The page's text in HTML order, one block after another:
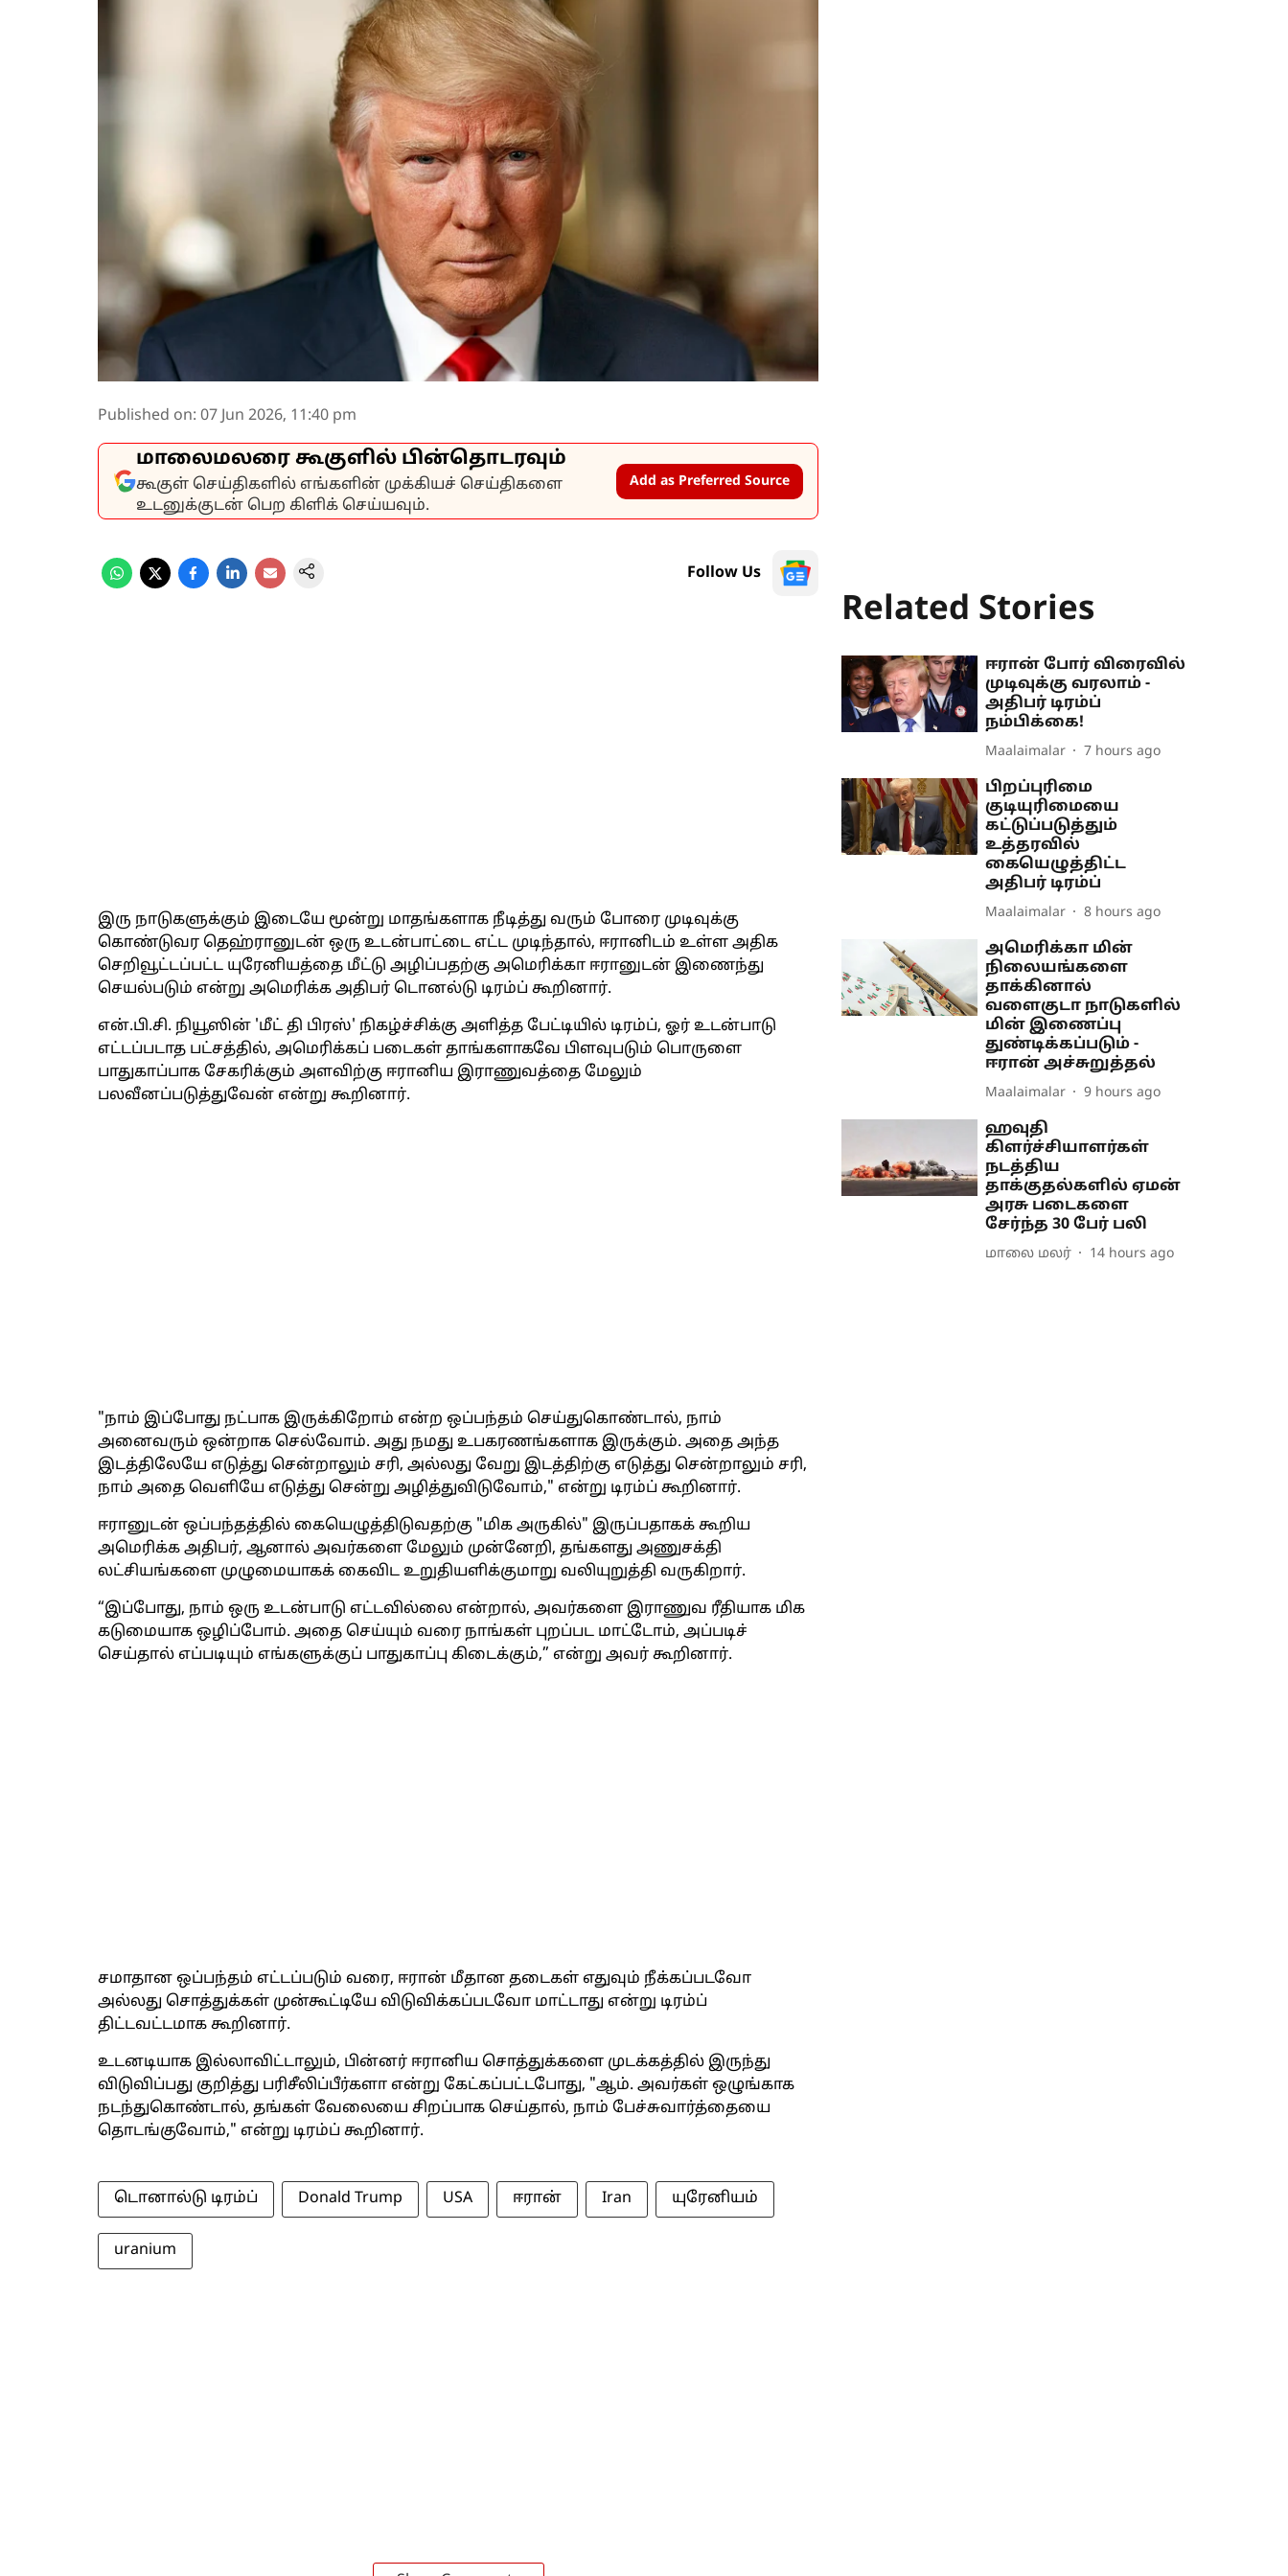
Published on: 07 Jun 2026, 11:40 pm
மாலைமலரை கூகுளில் பின்தொடரவும்
கூகுள் செய்திகளில் எங்களின் முக்கியச் செய்திகளை
உடனுக்குடன் பெற கிளிக் செய்யவும்.
Add as Preferred Source
Follow Us
இரு நாடுகளுக்கும் இடையே மூன்று மாதங்களாக நீடித்து வரும் போரை முடிவுக்கு
கொண்டுவர தெஹ்ரானுடன் ஒரு உடன்பாட்டை எட்ட முடிந்தால், ஈரானிடம் உள்ள அதிக
செறிவூட்டப்பட்ட யுரேனியத்தை மீட்டு அழிப்பதற்கு அமெரிக்கா ஈரானுடன் இணைந்து
செயல்படும் என்று அமெரிக்க அதிபர் டொனல்டு டிரம்ப் கூறினார்.
என்.பி.சி. நியூஸின் 'மீட் தி பிரஸ்' நிகழ்ச்சிக்கு அளித்த பேட்டியில் டிரம்ப், ஓர் உடன்பாடு
எட்டப்படாத பட்சத்தில், அமெரிக்கப் படைகள் தாங்களாகவே பிளவுபடும் பொருளை
பாதுகாப்பாக சேகரிக்கும் அளவிற்கு ஈரானிய இராணுவத்தை மேலும்
பலவீனப்படுத்துவேன் என்று கூறினார்.
"நாம் இப்போது நட்பாக இருக்கிறோம் என்ற ஒப்பந்தம் செய்துகொண்டால், நாம்
அனைவரும் ஒன்றாக செல்வோம். அது நமது உபகரணங்களாக இருக்கும். அதை அந்த
இடத்திலேயே எடுத்து சென்றாலும் சரி, அல்லது வேறு இடத்திற்கு எடுத்து சென்றாலும் சரி,
நாம் அதை வெளியே எடுத்து சென்று அழித்துவிடுவோம்," என்று டிரம்ப் கூறினார்.
ஈரானுடன் ஒப்பந்தத்தில் கையெழுத்திடுவதற்கு "மிக அருகில்" இருப்பதாகக் கூறிய
அமெரிக்க அதிபர், ஆனால் அவர்களை மேலும் முன்னேறி, தங்களது அணுசக்தி
லட்சியங்களை முழுமையாகக் கைவிட உறுதியளிக்குமாறு வலியுறுத்தி வருகிறார்.
“இப்போது, ​​நாம் ஒரு உடன்பாடு எட்டவில்லை என்றால், அவர்களை இராணுவ ரீதியாக மிக
கடுமையாக ஒழிப்போம். அதை செய்யும் வரை நாங்கள் புறப்பட மாட்டோம், அப்படிச்
செய்தால் எப்படியும் எங்களுக்குப் பாதுகாப்பு கிடைக்கும்,” என்று அவர் கூறினார்.
சமாதான ஒப்பந்தம் எட்டப்படும் வரை, ஈரான் மீதான தடைகள் எதுவும் நீக்கப்படவோ
அல்லது சொத்துக்கள் முன்கூட்டியே விடுவிக்கப்படவோ மாட்டாது என்று டிரம்ப்
திட்டவட்டமாக கூறினார்.
உடனடியாக இல்லாவிட்டாலும், பின்னர் ஈரானிய சொத்துக்களை முடக்கத்தில் இருந்து
விடுவிப்பது குறித்து பரிசீலிப்பீர்களா என்று கேட்கப்பட்டபோது, ​​"ஆம். அவர்கள் ஒழுங்காக
நடந்துகொண்டால், தங்கள் வேலையை சிறப்பாக செய்தால், நாம் பேச்சுவார்த்தையை
தொடங்குவோம்," என்று டிரம்ப் கூறினார்.
டொனால்டு டிரம்ப் Donald Trump USA ஈரான் Iran யுரேனியம்
uranium
Related Stories
ஈரான் போர் விரைவில்
முடிவுக்கு வரலாம் -
அதிபர் டிரம்ப்
நம்பிக்கை!
Maalaimalar 7 hours ago
பிறப்புரிமை
குடியுரிமையை
கட்டுப்படுத்தும்
உத்தரவில்
கையெழுத்திட்ட
அதிபர் டிரம்ப்
Maalaimalar 8 hours ago
அமெரிக்கா மின்
நிலையங்களை
தாக்கினால்
வளைகுடா நாடுகளில்
மின் இணைப்பு
துண்டிக்கப்படும் -
ஈரான் அச்சுறுத்தல்
Maalaimalar 9 hours ago
ஹவுதி
கிளர்ச்சியாளர்கள்
நடத்திய
தாக்குதல்களில் ஏமன்
அரசு படைகளை
சேர்ந்த 30 பேர் பலி
மாலை மலர் 14 hours ago